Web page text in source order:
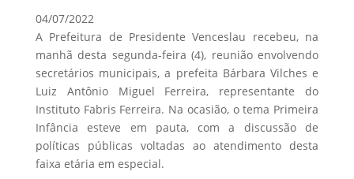
04/07/2022
A Prefeitura de Presidente Venceslau recebeu, na
manhã desta segunda-feira (4), reunião envolvendo
secretários municipais, a prefeita Bárbara Vilches e
Luiz Antônio Miguel Ferreira, representante do
Instituto Fabris Ferreira. Na ocasião, o tema Primeira
Infância esteve em pauta, com a discussão de
políticas públicas voltadas ao atendimento desta
faixa etária em especial.